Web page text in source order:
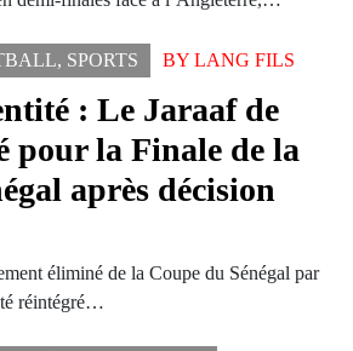
, SPORTS BYLANG FILS
: Le Jaraaf de
pour la Finale de la
après décision
éliminé de la Coupe du Sénégal par
réintégré…